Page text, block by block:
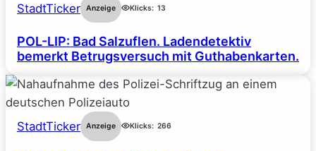
StadtTicker Anzeige Klicks: 13
POL-LIP: Bad Salzuflen. Ladendetektiv
bemerkt Betrugsversuch mit Guthabenkarten.
StadtTicker Anzeige Klicks: 266